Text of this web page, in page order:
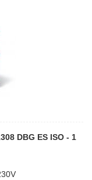
DBG ES ISO - 1